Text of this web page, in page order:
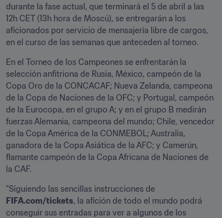
durante la fase actual, que terminará el 5 de abril a las
12h CET (13h hora de Moscú), se entregarán a los
aficionados por servicio de mensajería libre de cargos,
en el curso de las semanas que anteceden al torneo.
En el Torneo de los Campeones se enfrentarán la
selección anfitriona de Rusia, México, campeón de la
Copa Oro de la CONCACAF; Nueva Zelanda, campeona
de la Copa de Naciones de la OFC; y Portugal, campeón
de la Eurocopa, en el grupo A; y en el grupo B medirán
fuerzas Alemania, campeona del mundo; Chile, vencedor
de la Copa América de la CONMEBOL; Australia,
ganadora de la Copa Asiática de la AFC; y Camerún,
flamante campeón de la Copa Africana de Naciones de
la CAF.
FIFA.com/tickets, la afición de todo el mundo podrá
conseguir sus entradas para ver a algunos de los